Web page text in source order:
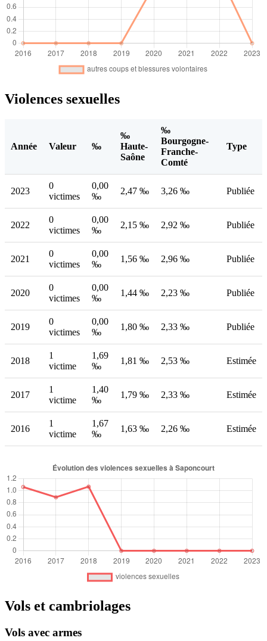
Violences sexuelles
Année Valeur ‰
‰
Haute-
Saône
‰
Bourgogne-
Franche-
Comté
Type
2023
0
victimes
0,00
‰
2,47 ‰ 3,26 ‰ Publiée
2022
0
victimes
0,00
‰
2,15 ‰ 2,92 ‰ Publiée
2021
0
victimes
0,00
‰
1,56 ‰ 2,96 ‰ Publiée
2020
0
victimes
0,00
‰
1,44 ‰ 2,23 ‰ Publiée
2019
0
victimes
0,00
‰
1,80 ‰ 2,33 ‰ Publiée
2018
1
victime
1,69
‰
1,81 ‰ 2,53 ‰ Estimée
2017
1
victime
1,40
‰
1,79 ‰ 2,33 ‰ Estimée
2016
1
victime
1,67
‰
1,63 ‰ 2,26 ‰ Estimée
Vols et cambriolages
Vols avec armes